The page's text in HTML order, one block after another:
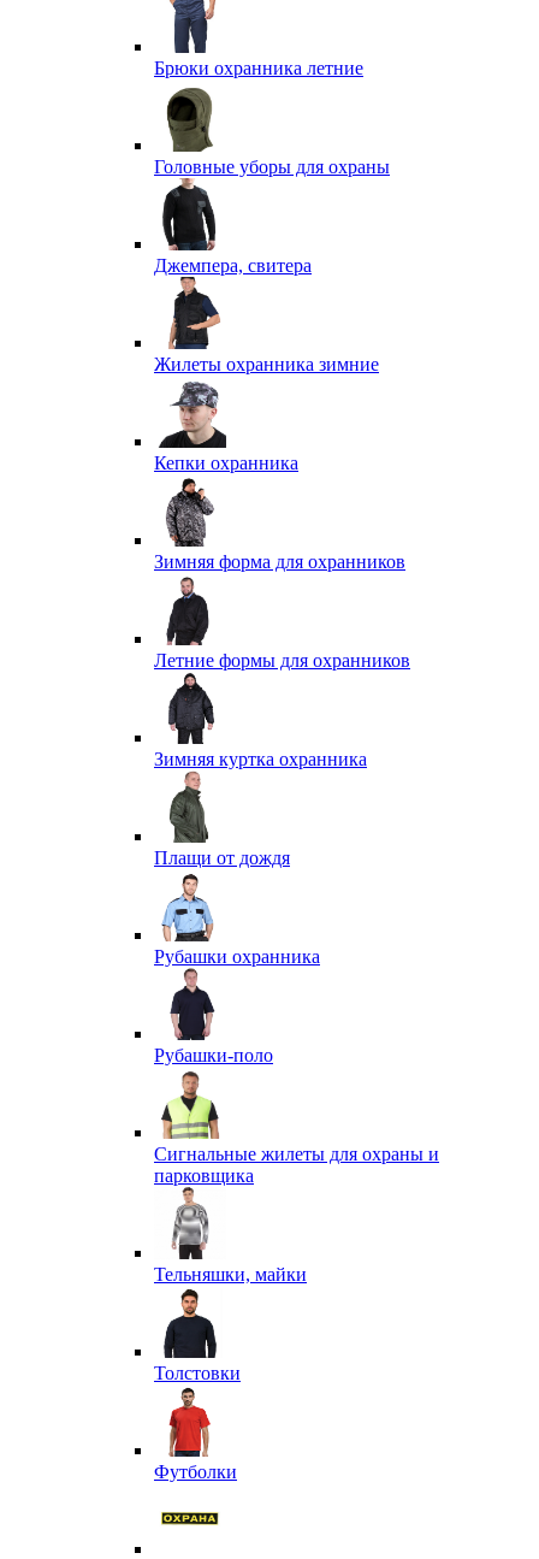
Брюки охранника летние
Головные уборы для охраны
Джемпера, свитера
Жилеты охранника зимние
Кепки охранника
Зимняя форма для охранников
Летние формы для охранников
Зимняя куртка охранника
Плащи от дождя
Рубашки охранника
Рубашки-поло
Сигнальные жилеты для охраны и
парковщика
Тельняшки, майки
Толстовки
Футболки